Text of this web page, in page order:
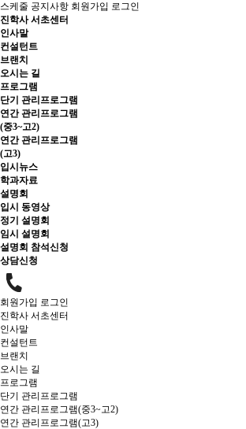
스케줄 공지사항 회원가입 로그인
진학사 서초센터
인사말
컨설턴트
브랜치
오시는 길
프로그램
단기 관리프로그램
연간 관리프로그램
(중3~고2)
연간 관리프로그램
(고3)
입시뉴스
학과자료
설명회
입시 동영상
정기 설명회
임시 설명회
설명회 참석신청
상담신청
회원가입 로그인
진학사 서초센터
인사말
컨설턴트
브랜치
오시는 길
프로그램
단기 관리프로그램
연간 관리프로그램(중3~고2)
연간 관리프로그램(고3)